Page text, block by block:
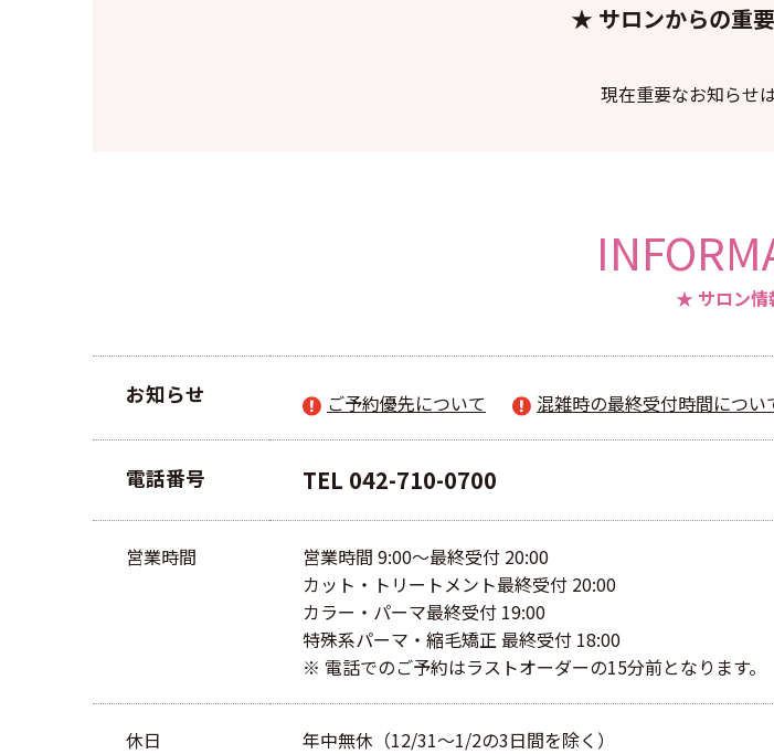
★ サロンからの重
現在重要なお知らせ
★ サロン
お知らせ ご予約優先について 混雑時の最終受付時間につい
電話番号 TEL 042-710-0700
営業時間
営業時間 9:00〜最終受付 20:00
カット・トリートメント最終受付 20:00
カラー・パーマ最終受付 19:00
特殊系パーマ・縮毛矯正 最終受付 18:00
※ 電話でのご予約はラストオーダーの15分前となります。
休日 年中無休（12/31～1/2の3日間を除く）